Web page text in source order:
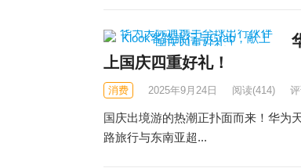
上国庆四重好礼！
消费 2025年9月24日 阅读(414)
国庆出境游的热潮正扑面而来！华为
路旅行与东南亚超...